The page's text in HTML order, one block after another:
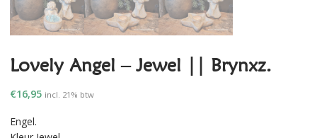
Lovely Angel – Jewel || Brynxz.
€16,95 incl. 21% btw
Engel.